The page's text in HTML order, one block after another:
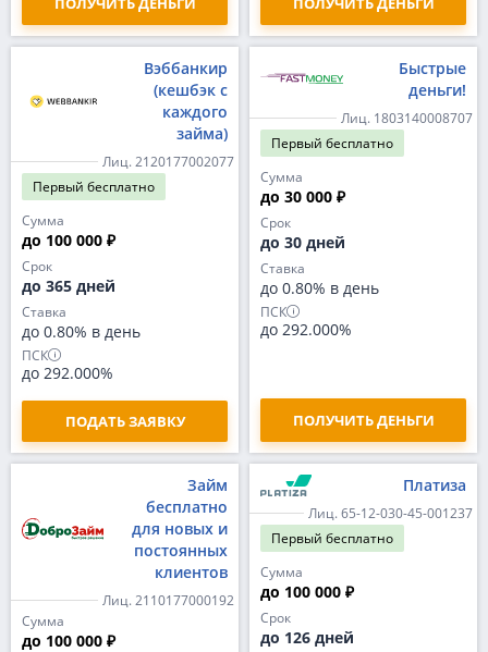
Вэббанкир
(кешбэк с
каждого
займа)
Лиц. 2120177002077
Первый бесплатно
Сумма
до 100 000 ₽
Срок
до 365 дней
Ставка
до 0.80% в день
ПСК
до 292.000%
ПОДАТЬ ЗАЯВКУ
Быстрые
деньги!
Лиц. 1803140008707
Первый бесплатно
Сумма
до 30 000 ₽
Срок
до 30 дней
Ставка
до 0.80% в день
ПСК
до 292.000%
ПОЛУЧИТЬ ДЕНЬГИ
Займ
бесплатно
для новых и
постоянных
клиентов
Лиц. 2110177000192
Сумма
до 100 000 ₽
Платиза
Лиц. 65-12-030-45-001237
Первый бесплатно
Сумма
до 100 000 ₽
Срок
до 126 дней